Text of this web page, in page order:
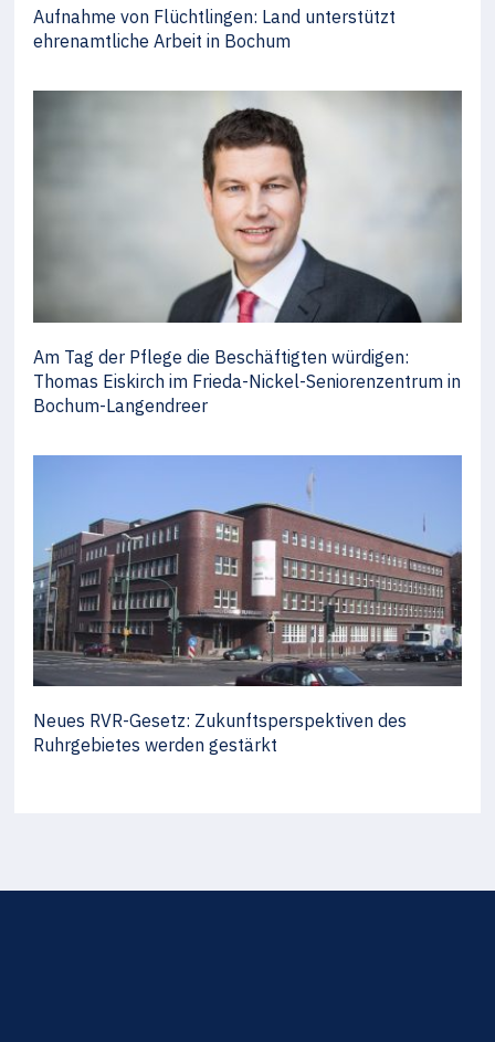
Aufnahme von Flüchtlingen: Land unterstützt
ehrenamtliche Arbeit in Bochum
Am Tag der Pflege die Beschäftigten würdigen:
Thomas Eiskirch im Frieda-Nickel-Seniorenzentrum in
Bochum-Langendreer
Neues RVR-Gesetz: Zukunftsperspektiven des
Ruhrgebietes werden gestärkt